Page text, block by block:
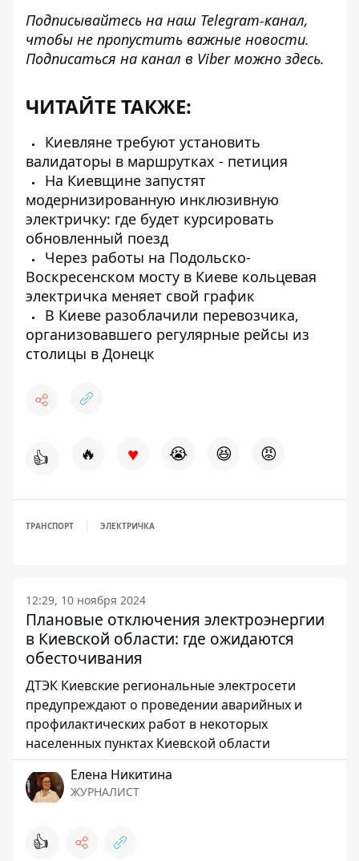
Подписывайтесь на наш Telegram-канал,
чтобы не пропустить важные новости.
Подписаться на канал в Viber можно здесь.
ЧИТАЙТЕ ТАКЖЕ:
Киевляне требуют установить
валидаторы в маршрутках - петиция
На Киевщине запустят
модернизированную инклюзивную
электричку: где будет курсировать
обновленный поезд
Через работы на Подольско-
Воскресенском мосту в Киеве кольцевая
электричка меняет свой график
В Киеве разоблачили перевозчика,
организовавшего регулярные рейсы из
столицы в Донецк
👍 🔥 ♥ 😭 😆 😡
ТРАНСПОРТ ЭЛЕКТРИЧКА
12:29, 10 ноября 2024
Плановые отключения электроэнергии
в Киевской области: где ожидаются
обесточивания
ДТЭК Киевские региональные электросети
предупреждают о проведении аварийных и
профилактических работ в некоторых
населенных пунктах Киевской области
Елена Никитина
ЖУРНАЛИСТ
👍